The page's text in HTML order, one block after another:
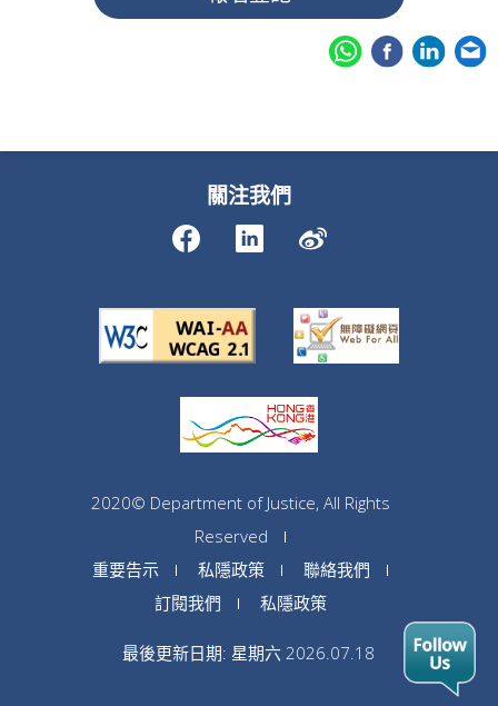
關注我們
2020© Department of Justice, All Rights
Reserved
重要告示
私隱政策
聯絡我們
訂閱我們
私隱政策
最後更新日期: 星期六 2026.07.18